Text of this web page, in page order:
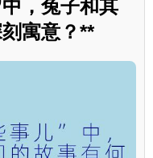
，兔子和其
寓意？**